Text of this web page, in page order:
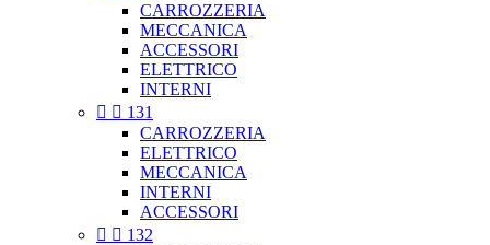
CARROZZERIA
MECCANICA
ACCESSORI
ELETTRICO
INTERNI
  131
CARROZZERIA
ELETTRICO
MECCANICA
INTERNI
ACCESSORI
  132